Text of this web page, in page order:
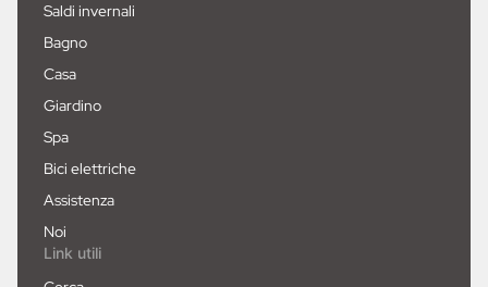
Saldi invernali
Bagno
Casa
Giardino
Spa
Bici elettriche
Assistenza
Noi
Link utili